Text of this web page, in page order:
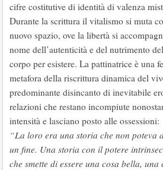
cifre costitutive di identità di valenza
Durante la scrittura il vitalismo si muta
nuovo spazio, ove la libertà si
nome dell’autenticità e del nutrimento
corpo per esistere. La pattinatrice è una
metafora della riscrittura dinamica del
predominante disincanto di inevitabile
relazioni che restano incompiute
intensità e lasciano posto alle ossessioni:
“La loro era una storia che non poteva
un fine. Una storia con il potere
che smette di essere una cosa bella,